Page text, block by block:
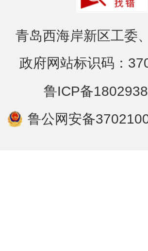
青岛西海岸新区工委
政府网站标识码：
鲁ICP备
鲁公网安备